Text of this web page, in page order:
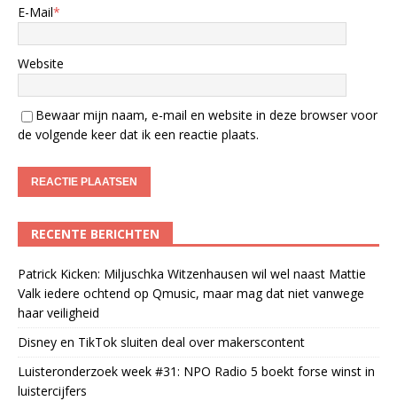
E-Mail*
Website
Bewaar mijn naam, e-mail en website in deze browser voor
de volgende keer dat ik een reactie plaats.
RECENTE BERICHTEN
Patrick Kicken: Miljuschka Witzenhausen wil wel naast Mattie
Valk iedere ochtend op Qmusic, maar mag dat niet vanwege
haar veiligheid
Disney en TikTok sluiten deal over makerscontent
Luisteronderzoek week #31: NPO Radio 5 boekt forse winst in
luistercijfers